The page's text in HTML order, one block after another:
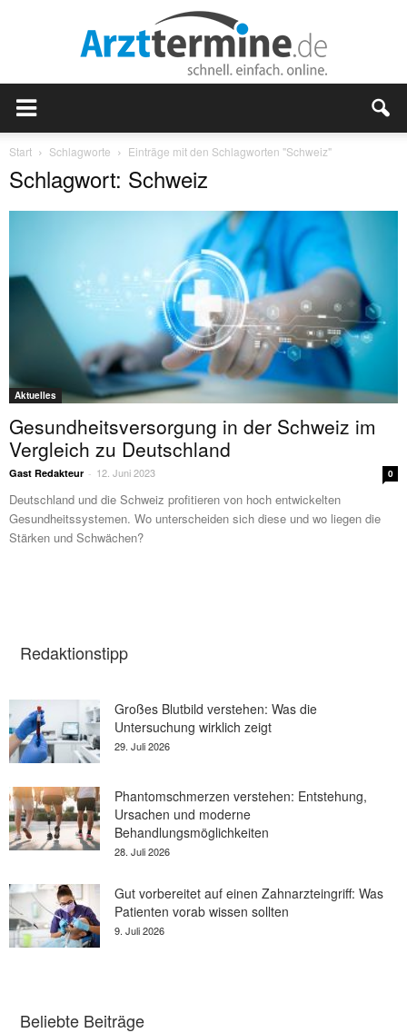
Start Schlagworte Einträge mit den Schlagworten "Schweiz"
Schlagwort: Schweiz
Aktuelles
Gesundheitsversorgung in der Schweiz im
Vergleich zu Deutschland
Gast Redakteur - 12. Juni 2023 0
Deutschland und die Schweiz profitieren von hoch entwickelten
Gesundheitssystemen. Wo unterscheiden sich diese und wo liegen die
Stärken und Schwächen?
Redaktionstipp
Großes Blutbild verstehen: Was die
Untersuchung wirklich zeigt
29. Juli 2026
Phantomschmerzen verstehen: Entstehung,
Ursachen und moderne
Behandlungsmöglichkeiten
28. Juli 2026
Gut vorbereitet auf einen Zahnarzteingriff: Was
Patienten vorab wissen sollten
9. Juli 2026
Beliebte Beiträge